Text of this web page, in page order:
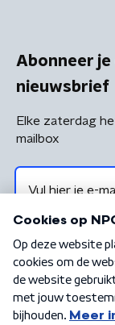
Abonneer
nieuwsbrief
Elke zaterdag
mailbox
Algemene